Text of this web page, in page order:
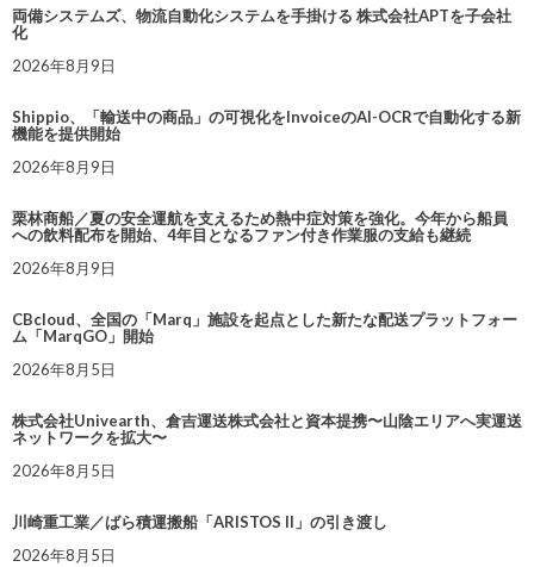
両備システムズ、物流自動化システムを手掛ける 株式会社APTを子会社
化
2026年8月9日
Shippio、「輸送中の商品」の可視化をInvoiceのAI-OCRで自動化する新
機能を提供開始
2026年8月9日
栗林商船／夏の安全運航を支えるため熱中症対策を強化。今年から船員
への飲料配布を開始、4年目となるファン付き作業服の支給も継続
2026年8月9日
CBcloud、全国の「Marq」施設を起点とした新たな配送プラットフォー
ム「MarqGO」開始
2026年8月5日
株式会社Univearth、倉吉運送株式会社と資本提携〜山陰エリアへ実運送
ネットワークを拡大〜
2026年8月5日
川崎重工業／ばら積運搬船「ARISTOS II」の引き渡し
2026年8月5日